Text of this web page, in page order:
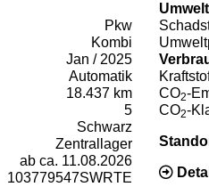
Pkw
Kombi
Jan / 2025
Automatik
18.437 km
5
Schwarz
Zentrallager
ab ca. 11.08.2026
103779547SWRTE
CO2-
CO2-